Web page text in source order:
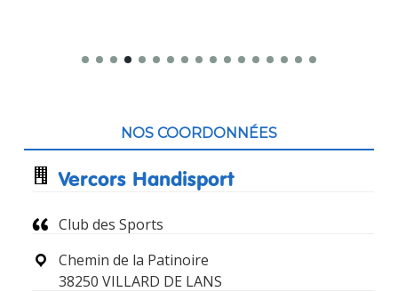
du
pied
de
page
NOS COORDONNÉES
Vercors Handisport
Club des Sports
Chemin de la Patinoire
38250 VILLARD DE LANS